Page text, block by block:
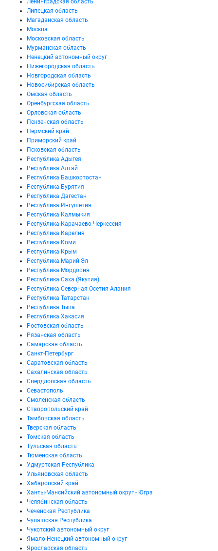
Ленинградская область
Липецкая область
Магаданская область
Москва
Московская область
Мурманская область
Ненецкий автономный округ
Нижегородская область
Новгородская область
Новосибирская область
Омская область
Оренбургская область
Орловская область
Пензенская область
Пермский край
Приморский край
Псковская область
Республика Адыгея
Республика Алтай
Республика Башкортостан
Республика Бурятия
Республика Дагестан
Республика Ингушетия
Республика Калмыкия
Республика Карачаево-Черкессия
Республика Карелия
Республика Коми
Республика Крым
Республика Марий Эл
Республика Мордовия
Республика Саха (Якутия)
Республика Северная Осетия-Алания
Республика Татарстан
Республика Тыва
Республика Хакасия
Ростовская область
Рязанская область
Самарская область
Санкт-Петербург
Саратовская область
Сахалинская область
Свердловская область
Севастополь
Смоленская область
Ставропольский край
Тамбовская область
Тверская область
Томская область
Тульская область
Тюменская область
Удмуртская Республика
Ульяновская область
Хабаровский край
Ханты-Мансийский автономный округ - Югра
Челябинская область
Чеченская Республика
Чувашская Республика
Чукотский автономный округ
Ямало-Ненецкий автономный округ
Ярославская область